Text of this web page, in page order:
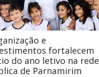
e
fortalecem
do ano letivo na rede
de Parnamirim